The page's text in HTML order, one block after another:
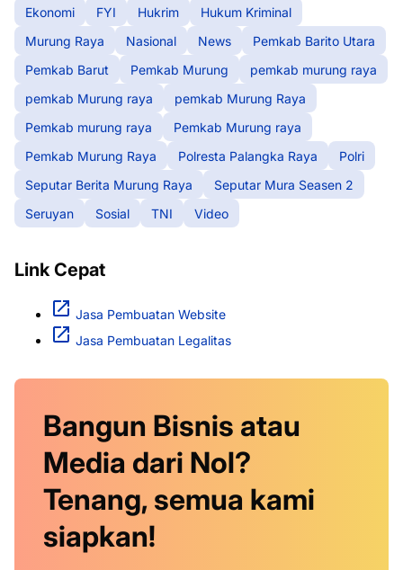
Ekonomi
FYI Hukrim
Hukum Kriminal
Murung Raya
Nasional News
Pemkab Barito Utara
Pemkab Barut
Pemkab Murung
pemkab murung raya
pemkab Murung raya
pemkab Murung Raya
Pemkab murung raya
Pemkab Murung raya
Pemkab Murung Raya
Polresta Palangka Raya
Polri
Seputar Berita Murung Raya
Seputar Mura Seasen 2
Seruyan
Sosial TNI Video
Link Cepat
Jasa Pembuatan Website
Jasa Pembuatan Legalitas
Bangun Bisnis atau
Media dari Nol?
Tenang, semua kami
siapkan!